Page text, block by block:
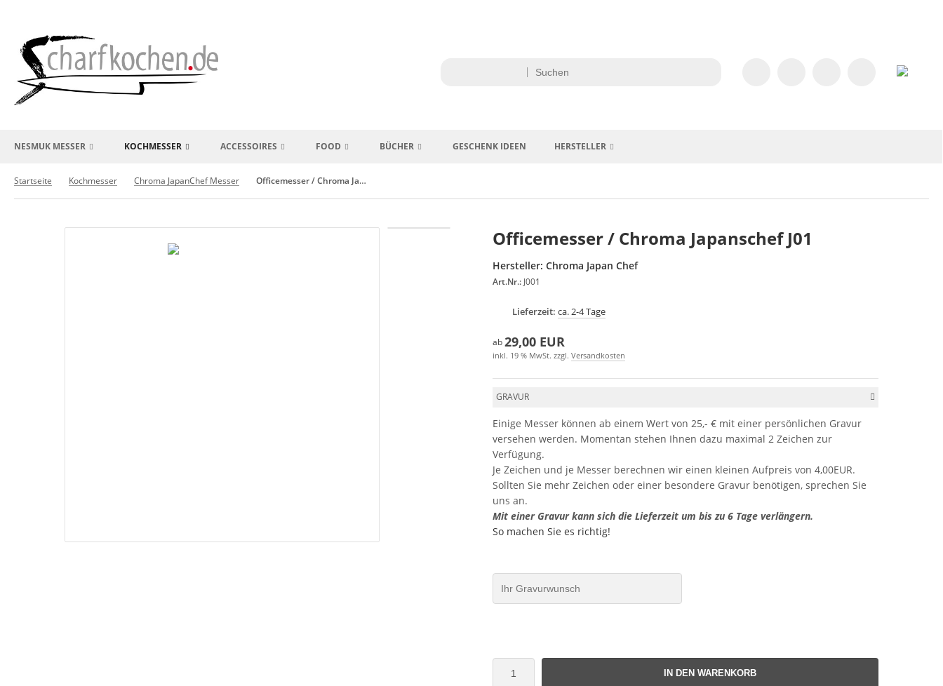
NESMUK MESSER KOCHMESSER ACCESSOIRES FOOD BÜCHER GESCHENK IDEEN HERSTELLER
Startseite Kochmesser Chroma JapanChef Messer Officemesser / Chroma Japanschef J01
Officemesser / Chroma Japanschef J01
Hersteller: Chroma Japan Chef
Art.Nr.: J001
Lieferzeit: ca. 2-4 Tage
ab29,00 EUR
inkl. 19 % MwSt. zzgl. Versandkosten
GRAVUR
Einige Messer können ab einem Wert von 25,- € mit einer persönlichen Gravur
versehen werden. Momentan stehen Ihnen dazu maximal 2 Zeichen zur
Verfügung.
Je Zeichen und je Messer berechnen wir einen kleinen Aufpreis von 4,00EUR.
Sollten Sie mehr Zeichen oder einer besondere Gravur benötigen, sprechen Sie
uns an.
Mit einer Gravur kann sich die Lieferzeit um bis zu 6 Tage verlängern.
So machen Sie es richtig!
IN DEN WARENKORB